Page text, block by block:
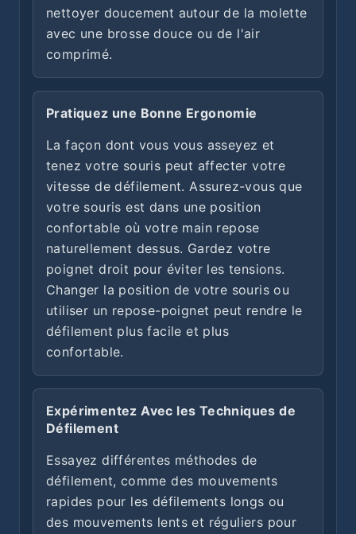
nettoyer doucement autour de la molette
avec une brosse douce ou de l'air
comprimé.
Pratiquez une Bonne Ergonomie
La façon dont vous vous asseyez et
tenez votre souris peut affecter votre
vitesse de défilement. Assurez-vous que
votre souris est dans une position
confortable où votre main repose
naturellement dessus. Gardez votre
poignet droit pour éviter les tensions.
Changer la position de votre souris ou
utiliser un repose-poignet peut rendre le
défilement plus facile et plus
confortable.
Expérimentez Avec les Techniques de
Défilement
Essayez différentes méthodes de
défilement, comme des mouvements
rapides pour les défilements longs ou
des mouvements lents et réguliers pour